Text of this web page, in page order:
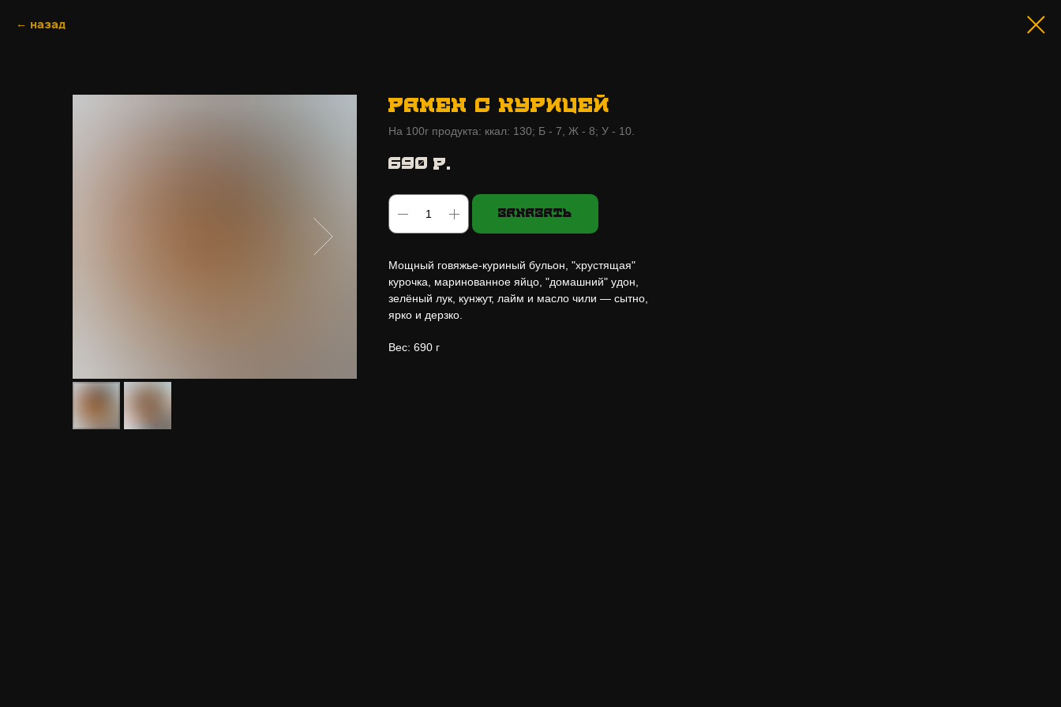
назад
РАМЕН С КУРИЦЕЙ
На 100г продукта: ккал: 130; Б - 7, Ж - 8; У - 10.
690 р.
Заказать
Мощный говяжье-куриный бульон, "хрустящая"
курочка, маринованное яйцо, "домашний" удон,
зелёный лук, кунжут, лайм и масло чили — сытно,
ярко и дерзко.
Вес: 690 г